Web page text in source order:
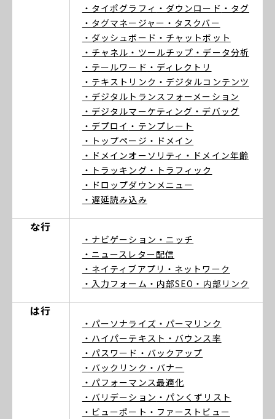
・タイポグラフィ ・ダウンロード ・タグ
・タグマネージャー ・タスクバー
・ダッシュボード ・チャットボット
・チャネル ・ツールチップ ・データ分析
・テールワード ・ディレクトリ
・テキストリンク ・デジタルコンテンツ
・デジタルトランスフォーメーション
・デジタルマーケティング ・デバッグ
・デプロイ ・テンプレート
・トップページ ・ドメイン
・ドメインオーソリティ ・ドメイン年齢
・トラッキング ・トラフィック
・ドロップダウンメニュー
・遅延読み込み
な行
・ナビゲーション ・ニッチ
・ニュースレター配信
・ネイティブアプリ ・ネットワーク
・入力フォーム ・内部SEO ・内部リンク
は行
・パーソナライズ ・パーマリンク
・ハイパーテキスト ・バウンス率
・パスワード ・バックアップ
・バックリンク ・バナー
・パフォーマンス最適化
・バリデーション ・パンくずリスト
・ビューポート ・ファーストビュー